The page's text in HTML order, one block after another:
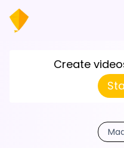
Create